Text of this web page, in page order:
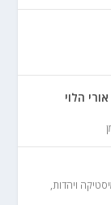
הלוי
ויהדות,